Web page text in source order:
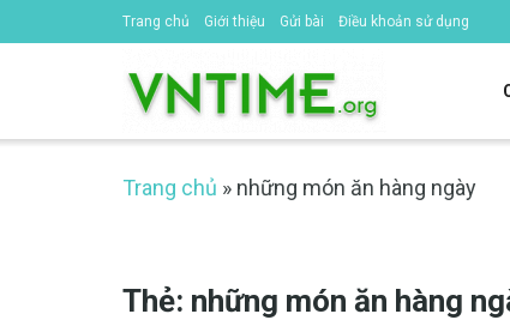
Trang chủ Giới thiệu Gửi bài Điều khoản sử dụng
Trang chủ » những món ăn hàng ngày
Thẻ: những món ăn hàng